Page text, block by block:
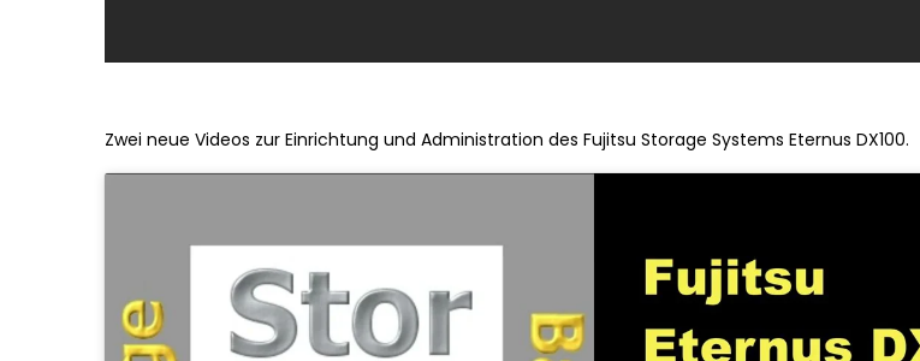
Zwei neue Videos zur Einrichtung und Administration des Fujitsu Storage Systems Eternus DX100.